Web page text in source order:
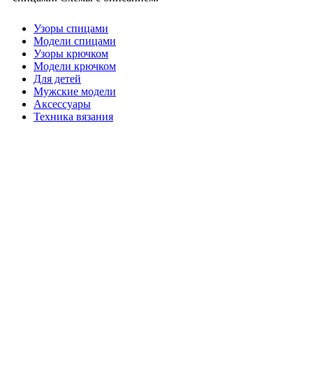
Узоры спицами
Модели спицами
Узоры крючком
Модели крючком
Для детей
Мужские модели
Аксессуары
Техника вязания